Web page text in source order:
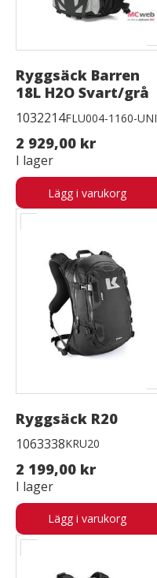
Ryggsäck Barren
18L H2O Svart/grå
1032214FLU004-1160-UNI
2 929,00 kr
I lager
Lägg i varukorg
Ryggsäck R20
1063338KRU20
2 199,00 kr
I lager
Lägg i varukorg